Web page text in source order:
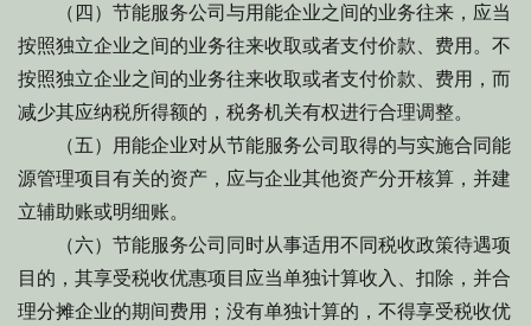
（四）节能服务公司与用能企业之间的业务往来，应当
按照独立企业之间的业务往来收取或者支付价款、费用。不
按照独立企业之间的业务往来收取或者支付价款、费用，而
减少其应纳税所得额的，税务机关有权进行合理调整。
（五）用能企业对从节能服务公司取得的与实施合同能
源管理项目有关的资产，应与企业其他资产分开核算，并建
立辅助账或明细账。
（六）节能服务公司同时从事适用不同税收政策待遇项
目的，其享受税收优惠项目应当单独计算收入、扣除，并合
理分摊企业的期间费用；没有单独计算的，不得享受税收优